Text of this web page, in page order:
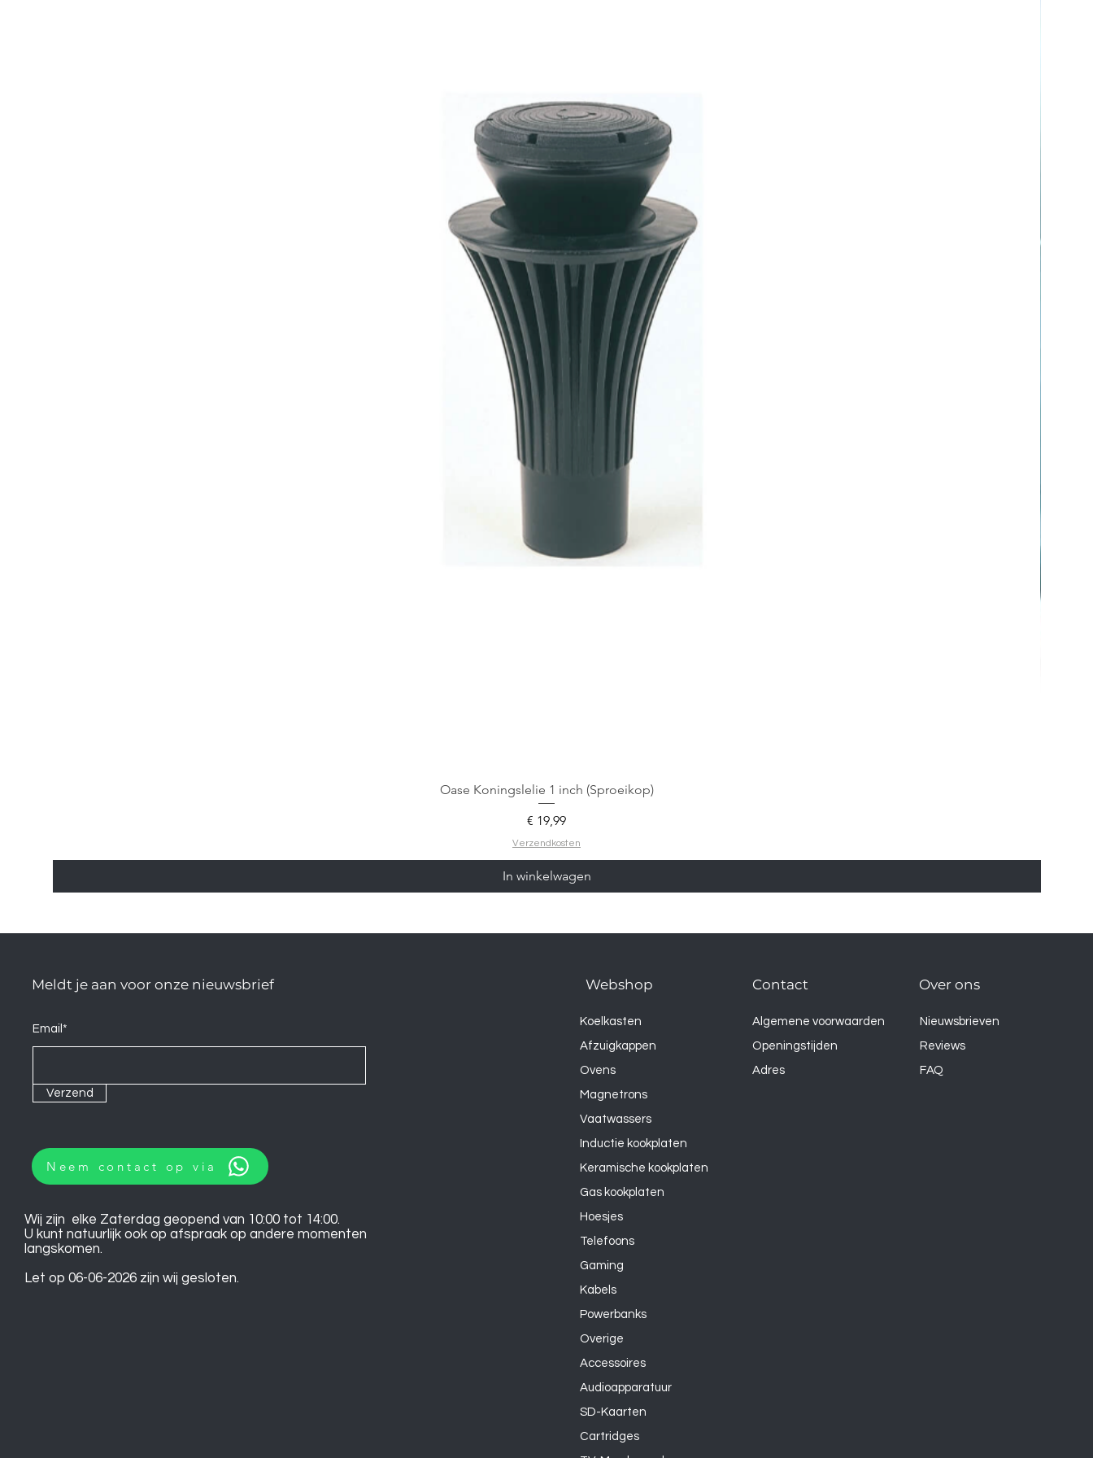
Oase Koningslelie 1 inch (Sproeikop)
Prijs
€ 19,99
Verzendkosten
In winkelwagen
Meldt je aan voor onze nieuwsbrief
Email*
Verzend
Neem contact op via
Wij zijn elke Zaterdag geopend van 10:00 tot 14:00.
U kunt natuurlijk ook op afspraak op andere momenten
langskomen.
Let op 06-06-2026 zijn wij gesloten.
Webshop
Koelkasten
Afzuigkappen
Ovens
Magnetrons
Vaatwassers
Inductie kookplaten
Keramische kookplaten
Gas kookplaten
Hoesjes
Telefoons
Gaming
Kabels
Powerbanks
Overige
Accessoires
Audioapparatuur
SD-Kaarten
Cartridges
Over ons
Nieuwsbrieven
Reviews
FAQ
Contact
Algemene voorwaarden
Openingstijden
Adres